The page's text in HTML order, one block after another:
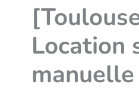
Location
manuelle